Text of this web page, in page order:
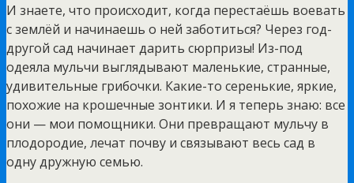
И знаете, что происходит, когда перестаёшь воевать
с землёй и начинаешь о ней заботиться? Через год-
другой сад начинает дарить сюрпризы! Из-под
одеяла мульчи выглядывают маленькие, странные,
удивительные грибочки. Какие-то серенькие, яркие,
похожие на крошечные зонтики. И я теперь знаю: все
они — мои помощники. Они превращают мульчу в
плодородие, лечат почву и связывают весь сад в
одну дружную семью.